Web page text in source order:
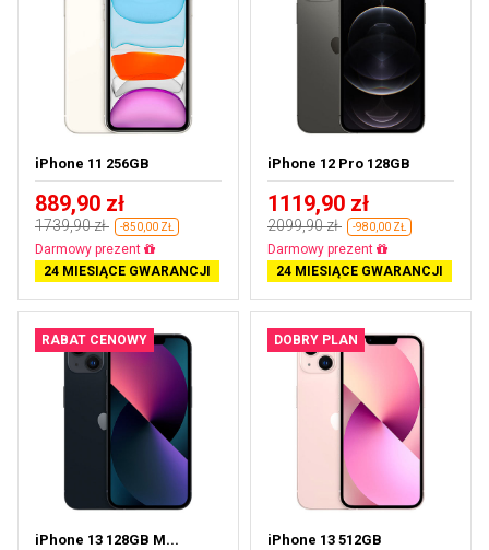
iPhone 11 256GB
889,90 zł
1739,90 zł -850,00 ZŁ
Darmowa dostawa
24 MIESIĄCE GWARANCJI
iPhone 12 Pro 128GB
1119,90 zł
2099,90 zł -980,00 ZŁ
Darmowa dostawa
24 MIESIĄCE GWARANCJI
RABAT CENOWY
iPhone 13 128GB M...
DOBRY PLAN
iPhone 13 512GB